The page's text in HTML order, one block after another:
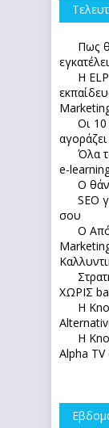
Πως
Η
Οι 10
Όλα
e-
Ο
SEO
σου
Ο
ΧΩΡΙΣ
Η
Η
Alpha